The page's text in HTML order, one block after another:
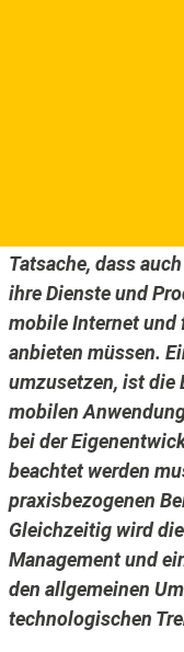
bekannten
Precht kürzlich
wirklich große
bezeichnet worden
drei Jahrzehnte
natürlich eine
Floskel und
Wahrheitsgehalt
Tatsache, dass
ihre Dienste und
mobile Internet und
anbieten müssen.
umzusetzen, ist die
mobilen
bei der
beachtet werden
praxisbezogenen
Gleichzeitig wird
Management und
den allgemeinen
technologischen